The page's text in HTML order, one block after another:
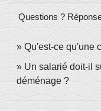
Questions ?
Qu'est-ce qu'une
Un salarié doit-il
déménage ?